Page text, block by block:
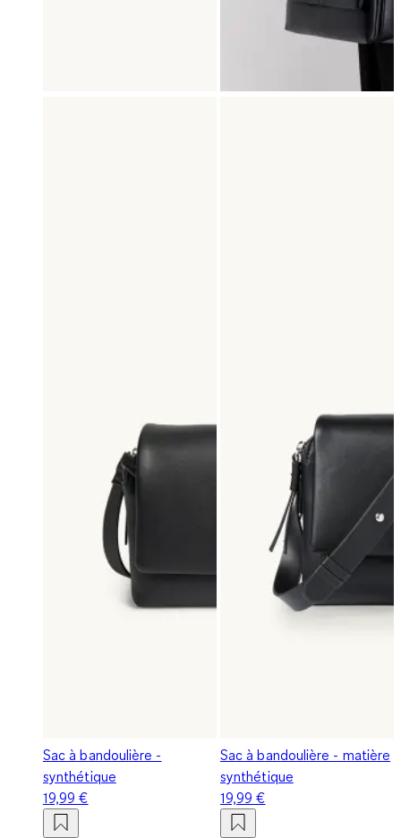
Sac à bandoulière -
synthétique
19,99 €
Sac à bandoulière - matière
synthétique
19,99 €